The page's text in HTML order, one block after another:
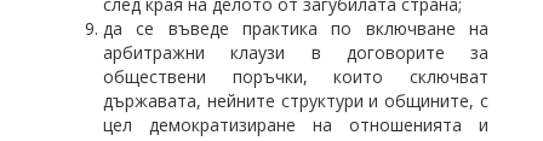
да се въведе практика по включване на
арбитражни клаузи в договорите за
обществени поръчки, които сключват
държавата, нейните структури и общините, с
цел демократизиране на отношенията и